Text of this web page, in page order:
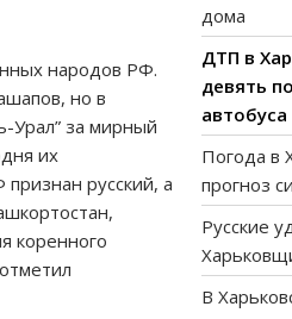
народов РФ.
но в
Урал” за мирный
их
русский, а
коренного
дома
ДТП в
девять
Погода в
прогноз
Русские
В